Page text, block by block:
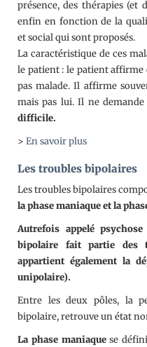
présence, des thérapies
enfin en fonction de la
et social qui sont proposés.
La caractéristique de ces
le patient : le patient affirme
pas malade. Il affirme
mais pas lui. Il ne
difficile.
> En savoir plus
Les troubles bipolaires
Les troubles bipolaires
la phase maniaque et la
Autrefois appelé
bipolaire fait partie des
appartient également la
unipolaire).
Entre les deux pôles, la
bipolaire, retrouve un état
La phase maniaquese